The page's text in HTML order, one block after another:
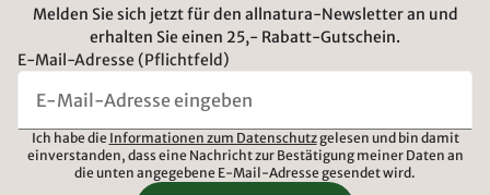
Melden Sie sich jetzt für den allnatura-Newsletter an und
erhalten Sie einen 25,- Rabatt-Gutschein.
E-Mail-Adresse (Pflichtfeld)
Ich habe die Informationen zum Datenschutzgelesen und bin damit
einverstanden, dass eine Nachricht zur Bestätigung meiner Daten an
die unten angegebene E-Mail-Adresse gesendet wird.